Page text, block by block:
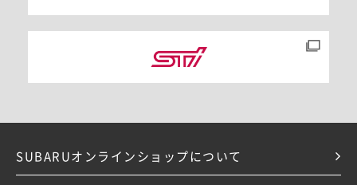
SUBARUオンラインショップについて